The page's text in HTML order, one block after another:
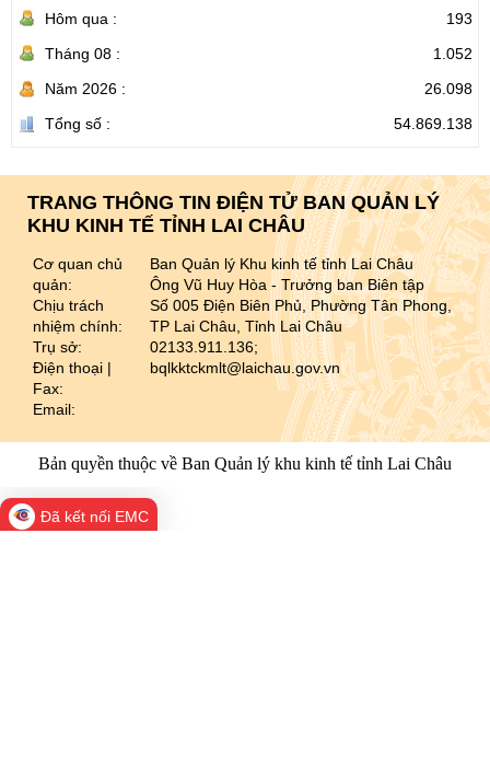
Hôm qua :
193
Tháng 08 :
1.052
Năm 2026 :
26.098
Tổng số :
54.869.138
TRANG THÔNG TIN ĐIỆN TỬ BAN QUẢN LÝ
KHU KINH TẾ TỈNH LAI CHÂU
Cơ quan chủ
quản:
Chịu trách
nhiệm chính:
Trụ sở:
Điện thoại |
Fax:
Email:
Ban Quản lý Khu kinh tế tỉnh Lai Châu
Ông Vũ Huy Hòa - Trưởng ban Biên tập
Số 005 Điện Biên Phủ, Phường Tân Phong,
TP Lai Châu, Tỉnh Lai Châu
02133.911.136;
bqlkktckmlt@laichau.gov.vn
Bản quyền thuộc về Ban Quản lý khu kinh tế tỉnh Lai Châu
Đã kết nối EMC